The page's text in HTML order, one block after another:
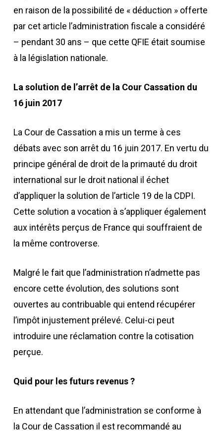
en raison de la possibilité de « déduction » offerte
par cet article l’administration fiscale a considéré
– pendant 30 ans – que cette QFIE était soumise
à la législation nationale.
La solution de l’arrêt de la Cour Cassation du
16 juin 2017
La Cour de Cassation a mis un terme à ces
débats avec son arrêt du 16 juin 2017. En vertu du
principe général de droit de la primauté du droit
international sur le droit national il échet
d’appliquer la solution de l’article 19 de la CDPI.
Cette solution a vocation à s’appliquer également
aux intérêts perçus de France qui souffraient de
la même controverse.
Malgré le fait que l’administration n’admette pas
encore cette évolution, des solutions sont
ouvertes au contribuable qui entend récupérer
l’impôt injustement prélevé. Celui-ci peut
introduire une réclamation contre la cotisation
perçue.
Quid pour les futurs revenus ?
En attendant que l’administration se conforme à
la Cour de Cassation il est recommandé au